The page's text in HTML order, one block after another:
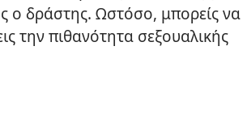
ο δράστης. Ωστόσο, μπορείς να
την πιθανότητα σεξουαλικής